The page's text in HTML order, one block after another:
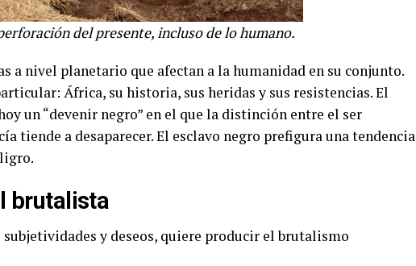
del presente, incluso de lo humano.
a nivel planetario que afectan a la humanidad en su conjunto.
África, su historia, sus heridas y sus resistencias. El
un “devenir negro” en el que la distinción entre el ser
tiende a desaparecer. El esclavo negro prefigura una tendencia
brutalista
subjetividades y deseos, quiere producir el brutalismo